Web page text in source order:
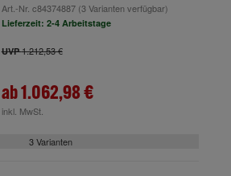
Art.-Nr. c84374887(3 Varianten verfügbar)
Lieferzeit: 2-4 Arbeitstage
UVP1.212,53 €
ab1.062,98 €
inkl. MwSt.
3 Varianten